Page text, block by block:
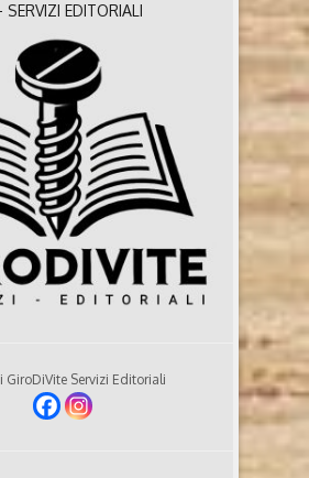
DI HIMMLER’:
ESCLUSIVA A MARCO
Himmler di Marco Consentino e
(2026, Neri Pozza) Chi sono gli
già Capo dell’Ufficio del
Senato, ha scritto manuali di
libri di ricette, testi
di graphic novel. È autore
dell’Impero (con Domenico
SERVIZI EDITORIALI
GiroDiVite Servizi Editoriali